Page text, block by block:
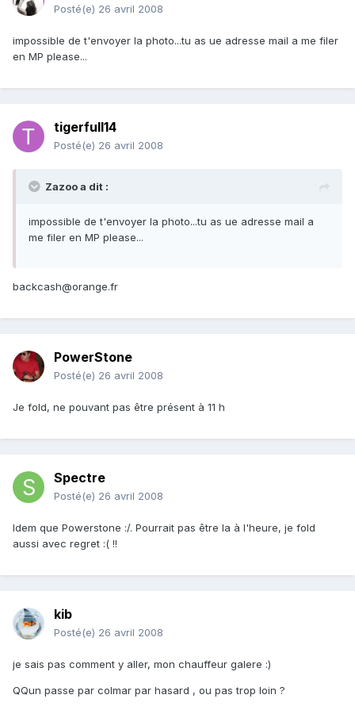
Posté(e) 26 avril 2008
impossible de t'envoyer la photo...tu as ue adresse mail a me filer
en MP please...
tigerfull14
Posté(e) 26 avril 2008
Zazoo a dit :
impossible de t'envoyer la photo...tu as ue adresse mail a
me filer en MP please...
backcash@orange.fr
PowerStone
Posté(e) 26 avril 2008
Je fold, ne pouvant pas être présent à 11 h
Spectre
Posté(e) 26 avril 2008
Idem que Powerstone :/. Pourrait pas être la à l'heure, je fold
aussi avec regret :( !!
kib
Posté(e) 26 avril 2008
je sais pas comment y aller, mon chauffeur galere :)
QQun passe par colmar par hasard , ou pas trop loin ?